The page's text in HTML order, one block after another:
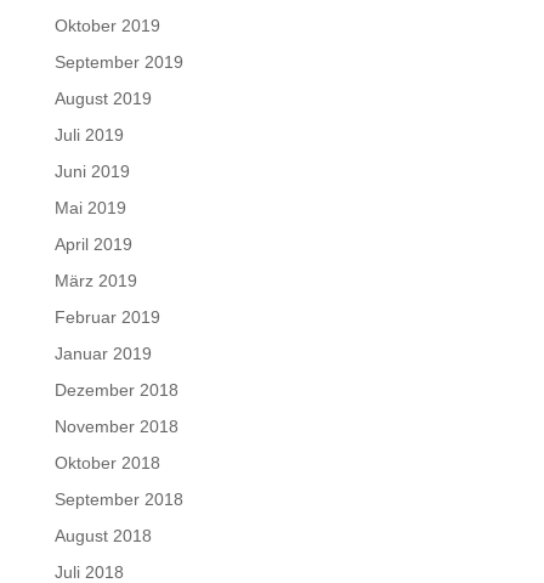
Oktober 2019
September 2019
August 2019
Juli 2019
Juni 2019
Mai 2019
April 2019
März 2019
Februar 2019
Januar 2019
Dezember 2018
November 2018
Oktober 2018
September 2018
August 2018
Juli 2018